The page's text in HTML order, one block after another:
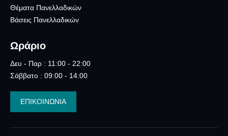
Θέματα Πανελλαδικών
Βάσεις Πανελλαδικών
Ωράριο
Δευ - Παρ : 11:00 - 22:00
Σάββατο : 09:00 - 14:00
ΕΠΙΚΟΙΝΩΝΙΑ